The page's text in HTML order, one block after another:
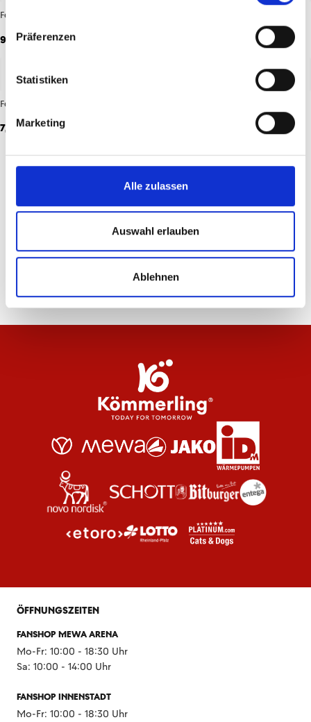
Präferenzen
Statistiken
Marketing
Alle zulassen
Auswahl erlauben
Ablehnen
Federmäppchen
9,95 €
Feuerzeug 3er Set Logo
7,95 €
WEITERE PRODUKTE LADEN
ÖFFNUNGSZEITEN
FANSHOP MEWA ARENA
Mo-Fr: 10:00 - 18:30 Uhr
Sa: 10:00 - 14:00 Uhr
FANSHOP INNENSTADT
Mo-Fr: 10:00 - 18:30 Uhr